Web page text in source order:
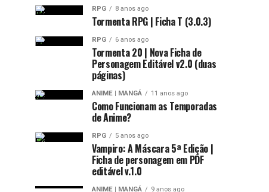
RPG 8 anos ago
Tormenta RPG | Ficha T (3.0.3)
RPG 6 anos ago
Tormenta 20 | Nova Ficha de
Personagem Editável v2.0 (duas
páginas)
ANIME | MANGÁ 11 anos ago
Como Funcionam as Temporadas
de Anime?
RPG 5 anos ago
Vampiro: A Máscara 5ª Edição |
Ficha de personagem em PDF
editável v.1.0
ANIME | MANGÁ 9 anos ago